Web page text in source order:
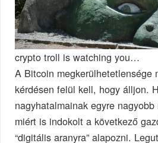
crypto troll is watching you…
A Bitcoin megkerülhetetlensége
kérdésen felül kell, hogy álljon.
nagyhatalmainak egyre
miért is indokolt a következő
“digitális aranyra” alapozni.